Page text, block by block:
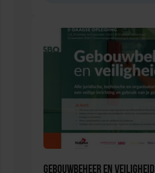
Gebouwbeheer en veiligheid